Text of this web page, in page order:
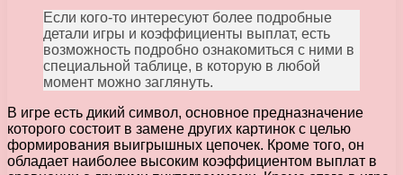
Если кого-то интересуют более подробные
детали игры и коэффициенты выплат, есть
возможность подробно ознакомиться с ними в
специальной таблице, в которую в любой
момент можно заглянуть.
В игре есть дикий символ, основное предназначение
которого состоит в замене других картинок с целью
формирования выигрышных цепочек. Кроме того, он
обладает наиболее высоким коэффициентом выплат в